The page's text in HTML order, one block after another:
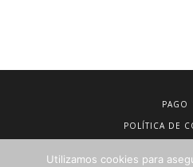
PAGO
POLÍTICA DE
Utilizamos cookies para